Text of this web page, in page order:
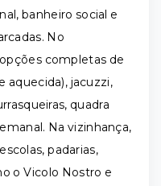
banheiro social e
No
completas de
aquecida), jacuzzi,
quadra
Na vizinhança,
padarias,
o Vicolo Nostro e